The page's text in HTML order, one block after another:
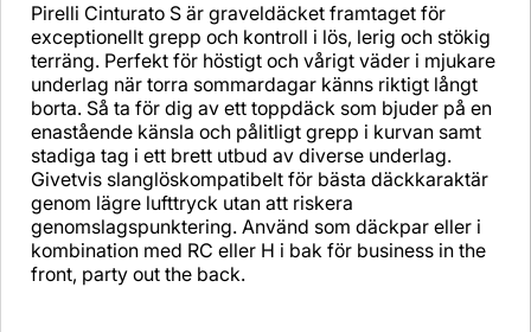
Pirelli Cinturato S är graveldäcket framtaget för
exceptionellt grepp och kontroll i lös, lerig och stökig
terräng. Perfekt för höstigt och vårigt väder i mjukare
underlag när torra sommardagar känns riktigt långt
borta. Så ta för dig av ett toppdäck som bjuder på en
enastående känsla och pålitligt grepp i kurvan samt
stadiga tag i ett brett utbud av diverse underlag.
Givetvis slanglöskompatibelt för bästa däckkaraktär
genom lägre lufttryck utan att riskera
genomslagspunktering. Använd som däckpar eller i
kombination med RC eller H i bak för business in the
front, party out the back.